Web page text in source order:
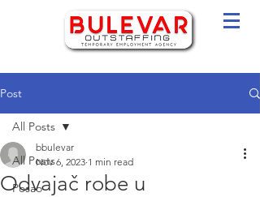
Post
All Posts
Posao
All Posts
Odvajač robe u
bbulevar
Nov 6, 2023 1 min read